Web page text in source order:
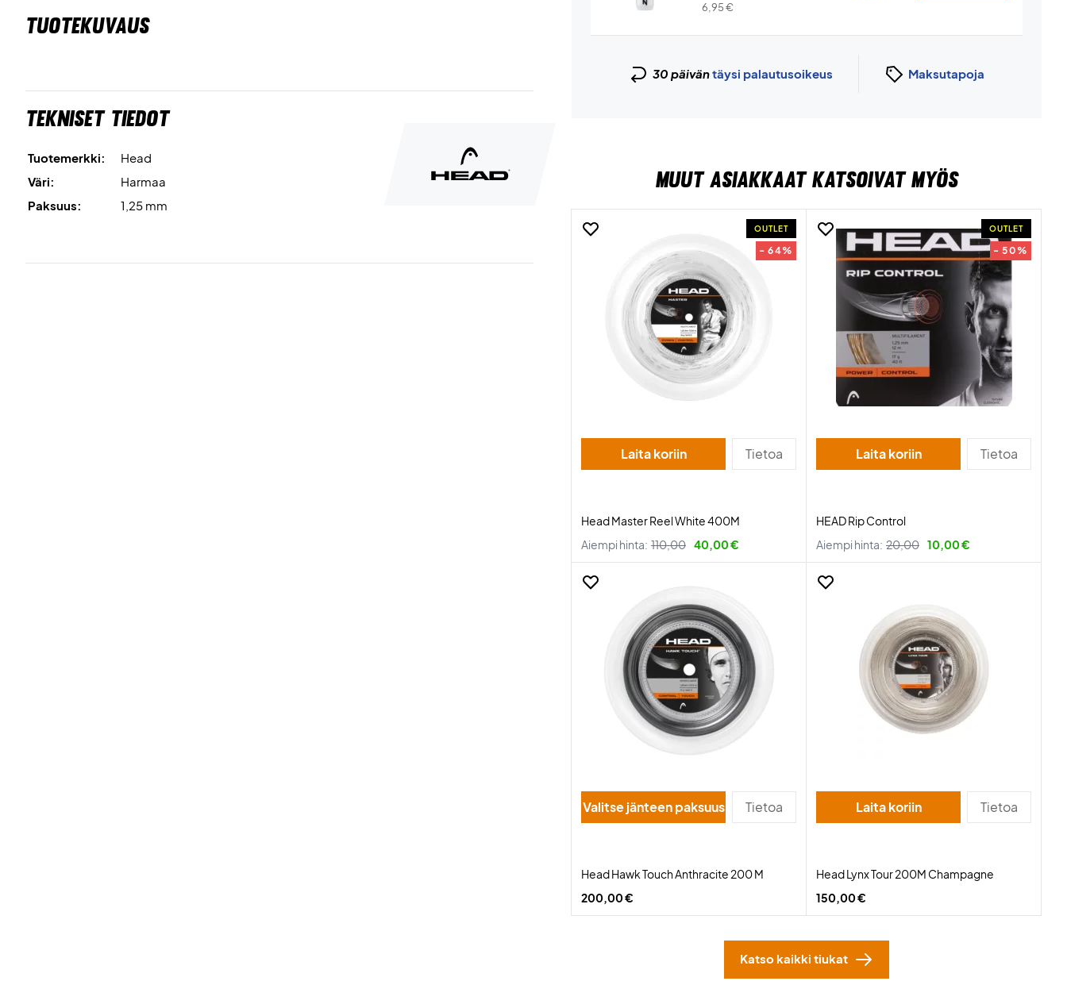
TUOTEKUVAUS
Tekniset tiedot
Tuotemerkki:
Head
Väri:
Harmaa
Paksuus:
1,25 mm
6,95€
30 päiväntäysi palautusoikeus Maksutapoja
MUUT ASIAKKAAT KATSOIVAT MYÖS
OUTLET
- 64%
Laita koriin Tietoa
Head Master Reel White 400M
Aiempi hinta: 110,00 40,00 €
OUTLET
- 50%
Laita koriin Tietoa
HEAD Rip Control
Aiempi hinta: 20,00 10,00 €
Valitse jänteen paksuus Tietoa
Head Hawk Touch Anthracite 200 M
200,00 €
Laita koriin Tietoa
Head Lynx Tour 200M Champagne
150,00 €
Katso kaikki tiukat